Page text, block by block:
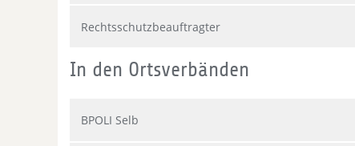
Rechtsschutzbeauftragter
In den Ortsverbänden
BPOLI Selb